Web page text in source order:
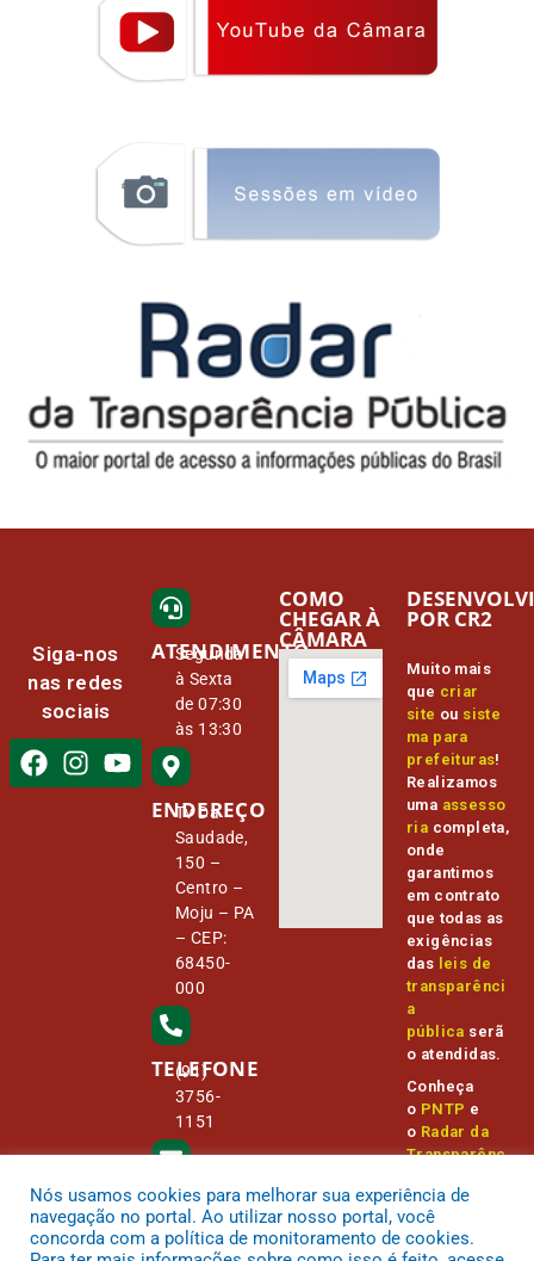
Siga-nos
nas redes
sociais
ATENDIMENTO
Segunda
à Sexta
de 07:30
às 13:30
ENDEREÇO
Tv Da
Saudade,
150 –
Centro –
Moju – PA
– CEP:
68450-
000
TELEFONE
(91)
3756-
1151
E-MAIL
camara@
cmmoju.p
a.gov.br
COMO
CHEGAR À
CÂMARA
Muito mais
que criar
site ou siste
ma para
prefeituras!
Realizamos
uma assesso
ria completa,
onde
garantimos
em contrato
que todas as
exigências
das leis de
transparênci
a
pública serã
o atendidas.
Conheça
o PNTP e
o Radar da
Transparênc
POR CR2
Nós usamos cookies para melhorar sua experiência de
navegação no portal. Ao utilizar nosso portal, você
concorda com a política de monitoramento de cookies.